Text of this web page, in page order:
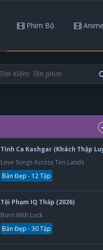
Phim Bộ Anime
Tình Ca Kashgar (Khách Thập
Love Songs Across Ten Lands
Bản Đẹp - 12 Tập
Tội Phạm IQ Thấp (2026)
Born With Luck
Bản Đẹp - 30 Tập